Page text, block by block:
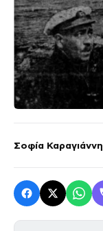
Σοφία Καραγιάννη